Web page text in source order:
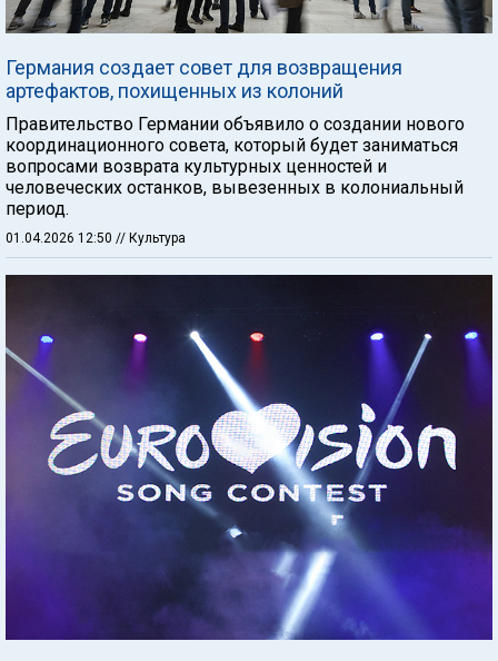
Германия создает совет для возвращения
артефактов, похищенных из колоний
Правительство Германии объявило о создании нового
координационного совета, который будет заниматься
вопросами возврата культурных ценностей и
человеческих останков, вывезенных в колониальный
период.
01.04.2026 12:50 // Культура